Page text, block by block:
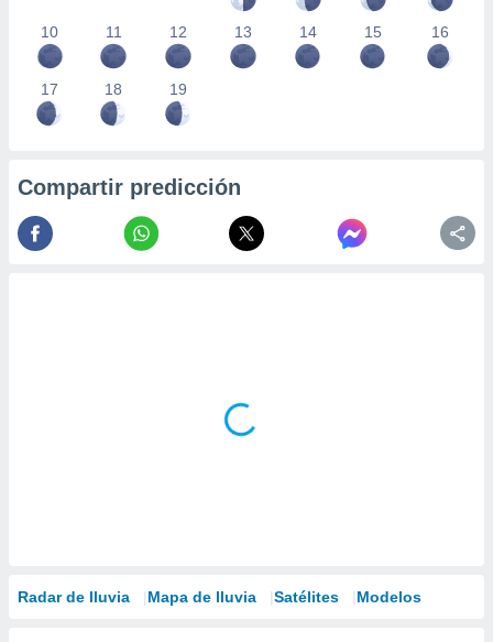
10 11 12 13 14 15 16
17 18 19
Compartir predicción
Radar de lluvia Mapa de lluvia Satélites Modelos